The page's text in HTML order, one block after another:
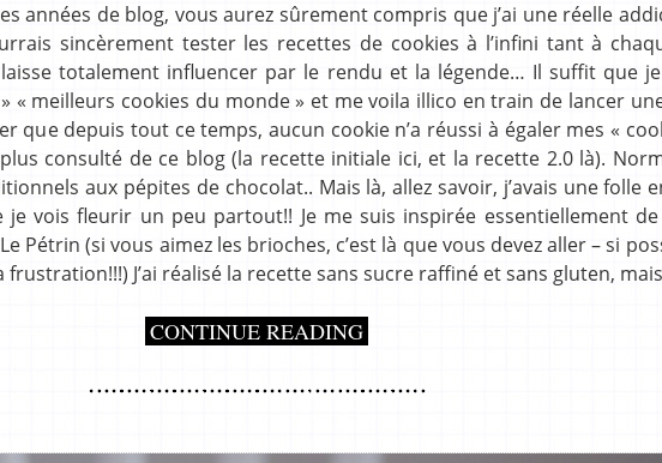
années de blog, vous aurez sûrement compris que j’ai une réelle
sincèrement tester les recettes de cookies à l’infini tant à
totalement influencer par le rendu et la légende… Il suffit que
« meilleurs cookies du monde » et me voila illico en train de lancer
que depuis tout ce temps, aucun cookie n’a réussi à égaler mes «
consulté de ce blog (la recette initiale ici, et la recette 2.0 là).
aux pépites de chocolat.. Mais là, allez savoir, j’avais une folle
je vois fleurir un peu partout!! Je me suis inspirée essentiellement
Pétrin (si vous aimez les brioches, c’est là que vous devez aller – si
J’ai réalisé la recette sans sucre raffiné et sans gluten,
CONTINUE READING